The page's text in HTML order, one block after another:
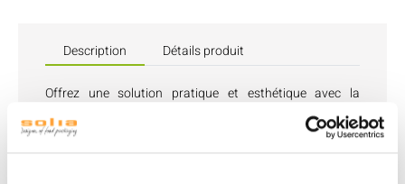
Description Détails produit
Offrez une solution pratique et esthétique avec la
, idéale pour la restauration
et la vente à emporter. Conçue avec une
lamination
interne, elle est parfaite pour présenter et transporter